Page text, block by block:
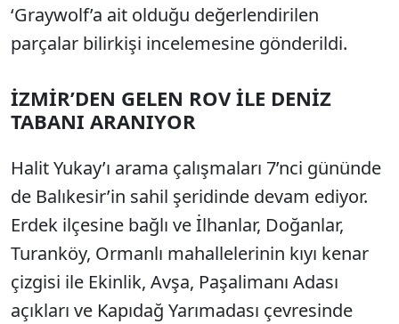
‘Graywolf’a ait olduğu değerlendirilen
parçalar bilirkişi incelemesine gönderildi.
İZMİR’DEN GELEN ROV İLE DENİZ
TABANI ARANIYOR
Halit Yukay’ı arama çalışmaları 7’nci gününde
de Balıkesir’in sahil şeridinde devam ediyor.
Erdek ilçesine bağlı ve İlhanlar, Doğanlar,
Turanköy, Ormanlı mahallelerinin kıyı kenar
çizgisi ile Ekinlik, Avşa, Paşalimanı Adası
açıkları ve Kapıdağ Yarımadası çevresinde